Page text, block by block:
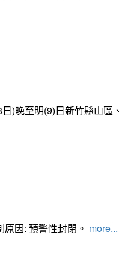
)晚至明(9)日新竹縣山
因: 預警性封閉。 more...